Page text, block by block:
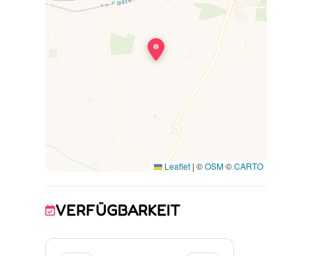
Terrasse - Schlafzimmer 1: 2 Betten 90x190
- Schlafzimmer 2: 2 Betten 90x190 -
Schlafzimmer 3: 2 Betten 90x190 -.
Badezimmer: Badewanne + Dusche -
Separates WC
Großer, nicht eingezäunter Garten mit
Blumen, Gartenmöbeln und einem Grill.
Der Pool ist gemeinschaftlich, ca. 90 m von
der Unterkunft entfernt, 2 weitere
Unterkünfte auf dem Grundstück (wo die
Eigentümerin wohnt).
Leaflet | ©OSM©CARTO
VERFÜGBARKEIT